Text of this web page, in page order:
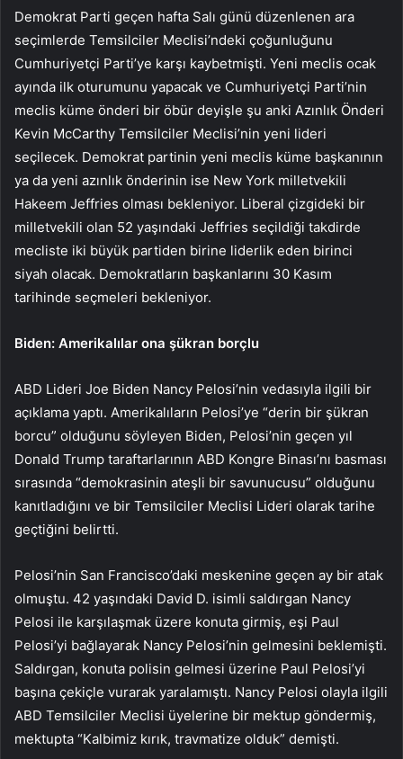
Demokrat Parti geçen hafta Salı günü düzenlenen ara
seçimlerde Temsilciler Meclisi’ndeki çoğunluğunu
Cumhuriyetçi Parti’ye karşı kaybetmişti. Yeni meclis ocak
ayında ilk oturumunu yapacak ve Cumhuriyetçi Parti’nin
meclis küme önderi bir öbür deyişle şu anki Azınlık Önderi
Kevin McCarthy Temsilciler Meclisi’nin yeni lideri
seçilecek. Demokrat partinin yeni meclis küme başkanının
ya da yeni azınlık önderinin ise New York milletvekili
Hakeem Jeffries olması bekleniyor. Liberal çizgideki bir
milletvekili olan 52 yaşındaki Jeffries seçildiği takdirde
mecliste iki büyük partiden birine liderlik eden birinci
siyah olacak. Demokratların başkanlarını 30 Kasım
tarihinde seçmeleri bekleniyor.
Biden: Amerikalılar ona şükran borçlu
ABD Lideri Joe Biden Nancy Pelosi’nin vedasıyla ilgili bir
açıklama yaptı. Amerikalıların Pelosi’ye “derin bir şükran
borcu” olduğunu söyleyen Biden, Pelosi’nin geçen yıl
Donald Trump taraftarlarının ABD Kongre Binası’nı basması
sırasında “demokrasinin ateşli bir savunucusu” olduğunu
kanıtladığını ve bir Temsilciler Meclisi Lideri olarak tarihe
geçtiğini belirtti.
Pelosi’nin San Francisco’daki meskenine geçen ay bir atak
olmuştu. 42 yaşındaki David D. isimli saldırgan Nancy
Pelosi ile karşılaşmak üzere konuta girmiş, eşi Paul
Pelosi’yi bağlayarak Nancy Pelosi’nin gelmesini beklemişti.
Saldırgan, konuta polisin gelmesi üzerine Paul Pelosi’yi
başına çekiçle vurarak yaralamıştı. Nancy Pelosi olayla ilgili
ABD Temsilciler Meclisi üyelerine bir mektup göndermiş,
mektupta “Kalbimiz kırık, travmatize olduk” demişti.